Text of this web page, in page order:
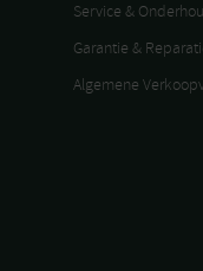
Service &
Garantie &
Algemene